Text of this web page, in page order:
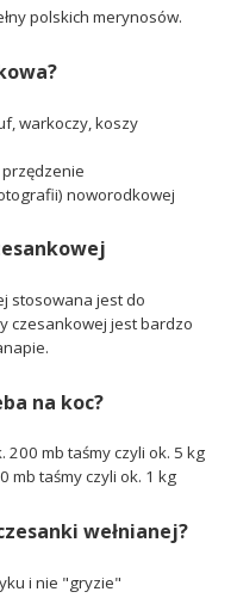
polskich merynosów.
warkoczy, koszy
noworodkowej
stosowana jest do
czesankowej jest bardzo
na koc?
mb taśmy czyli ok. 5 kg
mb taśmy czyli ok. 1 kg
wełnianej?
i nie "gryzie"